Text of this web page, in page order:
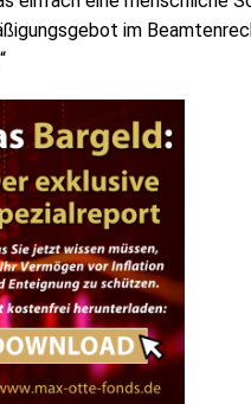
im